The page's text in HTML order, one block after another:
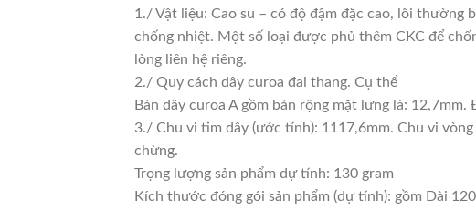
1./ Vật liệu: Cao su – có độ đậm đặc cao, lõi thường
chống nhiệt. Một số loại được phủ thêm CKC để
lòng liên hệ riêng.
2./ Quy cách dây curoa đai thang. Cụ thể
Bản dây curoa A gồm bản rộng mặt lưng là:
3./ Chu vi tim dây (ước tính): 1117,6mm. Chu vi
chừng.
Trọng lượng sản phẩm dự tính: 130 gram
Kích thước đóng gói sản phẩm (dự tính): gồm Dài